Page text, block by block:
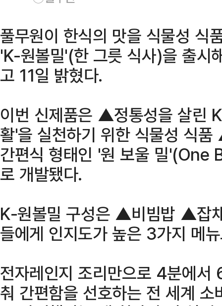
풀무원이 한식의 맛을 식물성 식
'K-원볼밀'(한 그릇 식사)을 출시
고 11일 밝혔다.
이번 신제품은 ▲정통성을 살린
활'을 실천하기 위한 식물성 식
간편식 형태인 '원 보울 밀'(One
로 개발됐다.
K-원볼밀 구성은 ▲비빔밥 ▲잡
들에게 인지도가 높은 3가지 메
전자레인지 조리만으로 4분에서
춰 간편함을 선호하는 전 세계